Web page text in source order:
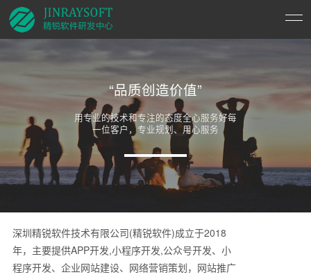
“品质创造价值”
用专业的技术和专注的态度全心服务好每
一位客户，专业规划、用心服务
深圳精锐软件技术有限公司(精锐软件)成立于2018
年，主要提供APP开发,小程序开发,公众号开发、小
程序开发、企业网站建设、网络营销策划，网站推广